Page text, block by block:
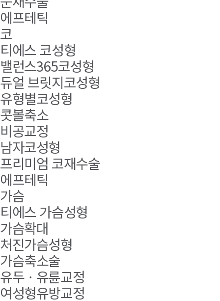
에프테틱
코
티에스 코성형
밸런스365코성형
듀얼 브릿지코성형
유형별코성형
콧볼축소
비공교정
남자코성형
프리미엄 코재수술
에프테틱
가슴
티에스 가슴성형
가슴확대
처진가슴성형
가슴축소술
유두ㆍ유륜교정
여성형유방교정